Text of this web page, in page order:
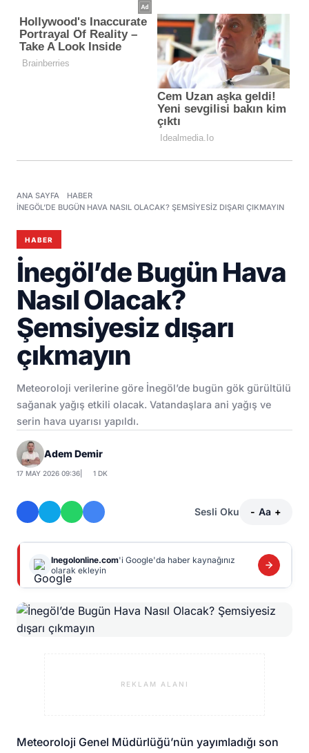
ANA SAYFA
HABER
İNEGÖL’DE BUGÜN HAVA NASIL OLACAK? ŞEMSIYESIZ DIŞARI ÇIKMAYIN
HABER
İnegöl’de Bugün Hava
Nasıl Olacak?
Şemsiyesiz dışarı
çıkmayın
Meteoroloji verilerine göre İnegöl’de bugün gök gürültülü
sağanak yağış etkili olacak. Vatandaşlara ani yağış ve
serin hava uyarısı yapıldı.
Adem Demir
17 MAY 2026 09:36 1 DK
Sesli Oku - Aa +
Inegolonline.com'i Google'da haber kaynağınız
olarak ekleyin
REKLAM ALANI
Meteoroloji Genel Müdürlüğü’nün yayımladığı son